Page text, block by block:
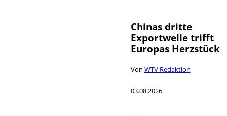
Chinas dritte
Exportwelle trifft
Europas Herzstück
Von WTV Redaktion
03.08.2026